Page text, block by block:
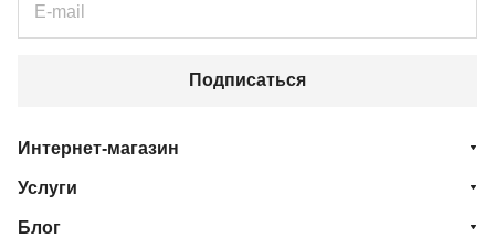
Подписаться
Интернет-магазин
Услуги
Блог